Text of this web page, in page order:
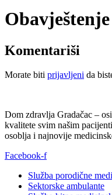
Komentariši
Morate biti prijavljeni da
Dom zdravlja Gradačac –
kvalitete svim našim
osoblja i najnovije
Facebook-f
Služba porodične
Sektorske ambulante